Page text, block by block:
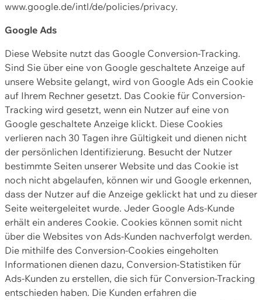
www.google.de/intl/de/policies/privacy.
Google Ads
Diese Website nutzt das Google Conversion-Tracking.
Sind Sie über eine von Google geschaltete Anzeige auf
unsere Website gelangt, wird von Google Ads ein Cookie
auf Ihrem Rechner gesetzt. Das Cookie für Conversion-
Tracking wird gesetzt, wenn ein Nutzer auf eine von
Google geschaltete Anzeige klickt. Diese Cookies
verlieren nach 30 Tagen ihre Gültigkeit und dienen nicht
der persönlichen Identifizierung. Besucht der Nutzer
bestimmte Seiten unserer Website und das Cookie ist
noch nicht abgelaufen, können wir und Google erkennen,
dass der Nutzer auf die Anzeige geklickt hat und zu dieser
Seite weitergeleitet wurde. Jeder Google Ads-Kunde
erhält ein anderes Cookie. Cookies können somit nicht
über die Websites von Ads-Kunden nachverfolgt werden.
Die mithilfe des Conversion-Cookies eingeholten
Informationen dienen dazu, Conversion-Statistiken für
Ads-Kunden zu erstellen, die sich für Conversion-Tracking
entschieden haben. Die Kunden erfahren die